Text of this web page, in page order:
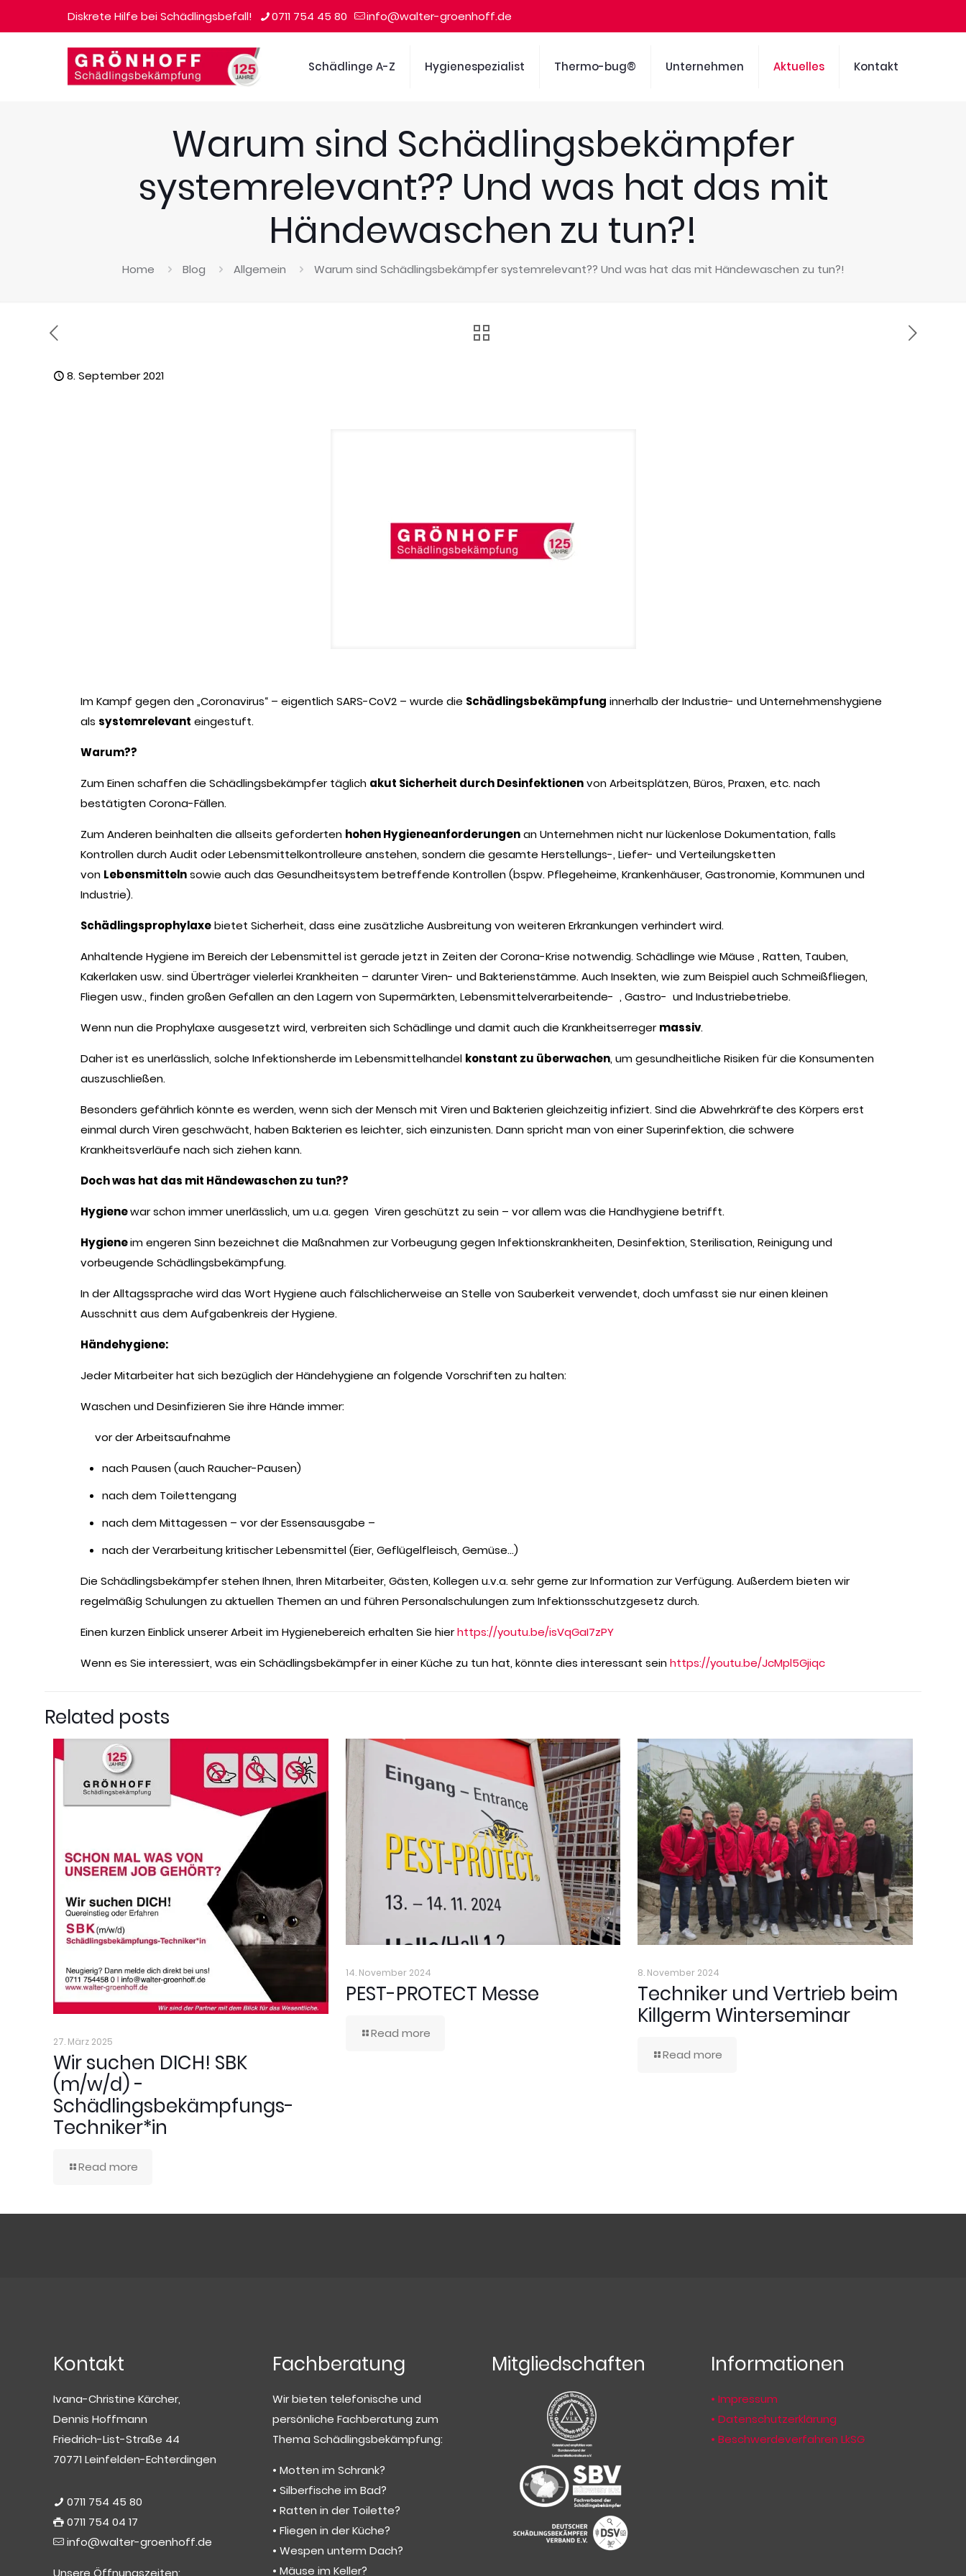
Diskrete Hilfe bei Schädlingsbefall! 0711 754 45 80 info@walter-groenhoff.de
Schädlinge A-Z Hygienespezialist Thermo-bug® Unternehmen Aktuelles Kontakt
Warum sind Schädlingsbekämpfer
systemrelevant?? Und was hat das mit
Händewaschen zu tun?!
Home Blog Allgemein Warum sind Schädlingsbekämpfer systemrelevant?? Und was hat das mit Händewaschen zu tun?!
8. September 2021
Im Kampf gegen den „Coronavirus“ – eigentlich SARS-CoV2 – wurde die Schädlingsbekämpfung innerhalb der Industrie- und Unternehmenshygiene
als systemrelevant eingestuft.
Warum??
Zum Einen schaffen die Schädlingsbekämpfer täglich akut Sicherheit durch Desinfektionenvon Arbeitsplätzen, Büros, Praxen, etc. nach
bestätigten Corona-Fällen.
Zum Anderen beinhalten die allseits geforderten hohen Hygieneanforderungenan Unternehmen nicht nur lückenlose Dokumentation, falls
Kontrollen durch Audit oder Lebensmittelkontrolleure anstehen, sondern die gesamte Herstellungs-, Liefer- und Verteilungsketten
von Lebensmittelnsowie auch das Gesundheitsystem betreffende Kontrollen (bspw. Pflegeheime, Krankenhäuser, Gastronomie, Kommunen und
Industrie).
Schädlingsprophylaxebietet Sicherheit, dass eine zusätzliche Ausbreitung von weiteren Erkrankungen verhindert wird.
Anhaltende Hygiene im Bereich der Lebensmittel ist gerade jetzt in Zeiten der Corona-Krise notwendig. Schädlinge wie Mäuse , Ratten, Tauben,
Kakerlaken usw. sind Überträger vielerlei Krankheiten – darunter Viren- und Bakterienstämme. Auch Insekten, wie zum Beispiel auch Schmeißfliegen,
Fliegen usw., finden großen Gefallen an den Lagern von Supermärkten, Lebensmittelverarbeitende- , Gastro- und Industriebetriebe.
Wenn nun die Prophylaxe ausgesetzt wird, verbreiten sich Schädlinge und damit auch die Krankheitserregermassiv.
Daher ist es unerlässlich, solche Infektionsherde im Lebensmittelhandel konstant zu überwachen, um gesundheitliche Risiken für die Konsumenten
auszuschließen.
Besonders gefährlich könnte es werden, wenn sich der Mensch mit Viren und Bakterien gleichzeitig infiziert. Sind die Abwehrkräfte des Körpers erst
einmal durch Viren geschwächt, haben Bakterien es leichter, sich einzunisten. Dann spricht man von einer Superinfektion, die schwere
Krankheitsverläufe nach sich ziehen kann.
Doch was hat das mit Händewaschen zu tun??
Hygienewar schon immer unerlässlich, um u.a. gegen Viren geschützt zu sein – vor allem was die Handhygiene betrifft.
Hygieneim engeren Sinn bezeichnet die Maßnahmen zur Vorbeugung gegen Infektionskrankheiten, Desinfektion, Sterilisation, Reinigung und
vorbeugende Schädlingsbekämpfung.
In der Alltagssprache wird das Wort Hygiene auch fälschlicherweise an Stelle von Sauberkeit verwendet, doch umfasst sie nur einen kleinen
Ausschnitt aus dem Aufgabenkreis der Hygiene.
Händehygiene:
Jeder Mitarbeiter hat sich bezüglich der Händehygiene an folgende Vorschriften zu halten:
Waschen und Desinfizieren Sie ihre Hände immer:
vor der Arbeitsaufnahme
nach Pausen (auch Raucher-Pausen)
nach dem Toilettengang
nach dem Mittagessen – vor der Essensausgabe –
nach der Verarbeitung kritischer Lebensmittel (Eier, Geflügelfleisch, Gemüse…)
Die Schädlingsbekämpfer stehen Ihnen, Ihren Mitarbeiter, Gästen, Kollegen u.v.a. sehr gerne zur Information zur Verfügung. Außerdem bieten wir
regelmäßig Schulungen zu aktuellen Themen an und führen Personalschulungen zum Infektionsschutzgesetz durch.
Einen kurzen Einblick unserer Arbeit im Hygienebereich erhalten Sie hierhttps://youtu.be/isVqGaI7zPY
Wenn es Sie interessiert, was ein Schädlingsbekämpfer in einer Küche zu tun hat, könnte dies interessant seinhttps://youtu.be/JcMpl5Gjiqc
Related posts
27. März 2025
Wir suchen DICH! SBK
(m/w/d) -
Schädlingsbekämpfungs-
Techniker*in
Read more
14. November 2024
PEST-PROTECT Messe
Read more
8. November 2024
Techniker und Vertrieb beim
Killgerm Winterseminar
Read more
Kontakt
Ivana-Christine Kärcher,
Dennis Hoffmann
Friedrich-List-Straße 44
70771 Leinfelden-Echterdingen
0711 754 45 80
0711 754 04 17
info@walter-groenhoff.de
Unsere Öffnungszeiten:
Fachberatung
Wir bieten telefonische und
persönliche Fachberatung zum
Thema Schädlingsbekämpfung:
• Motten im Schrank?
• Silberfische im Bad?
• Ratten in der Toilette?
• Fliegen in der Küche?
• Wespen unterm Dach?
• Mäuse im Keller?
Mitgliedschaften Informationen
• Impressum
• Datenschutzerklärung
• Beschwerdeverfahren LkSG